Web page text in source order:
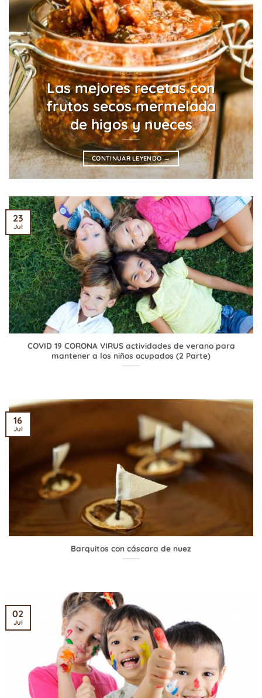
RECETAS
Las mejores recetas con
frutos secos mermelada
de higos y nueces
CONTINUAR LEYENDO→
COVID 19 CORONA VIRUS actividades de verano para
mantener a los niños ocupados (2 Parte)
23
Jul
Barquitos con cáscara de nuez
16
Jul
02
Jul